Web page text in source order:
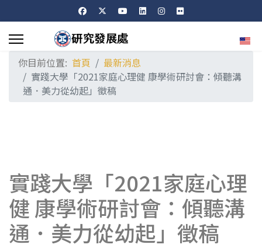
選擇
你目前位置: 首頁
最新消息
實踐大學「2021家庭心理健 康學術研討會：傾聽溝
通．美力從幼起」徵稿
實踐大學「2021家庭心理
健 康學術研討會：傾聽溝
通．美力從幼起」徵稿